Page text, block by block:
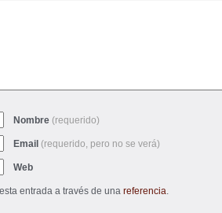
Nombre (requerido)
Email (requerido, pero no se verá)
Web
entrada a través de una referencia.